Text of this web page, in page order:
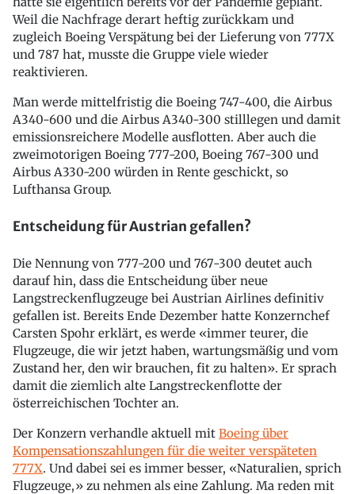
Weil die Nachfrage derart heftig zurückkam und
zugleich Boeing Verspätung bei der Lieferung von 777X
und 787 hat, musste die Gruppe viele wieder
reaktivieren.
Man werde mittelfristig die Boeing 747-400, die Airbus
A340-600 und die Airbus A340-300 stilllegen und damit
emissionsreichere Modelle ausflotten. Aber auch die
zweimotorigen Boeing 777-200, Boeing 767-300 und
Airbus A330-200 würden in Rente geschickt, so
Lufthansa Group.
Entscheidung für Austrian gefallen?
Die Nennung von 777-200 und 767-300 deutet auch
darauf hin, dass die Entscheidung über neue
Langstreckenflugzeuge bei Austrian Airlines definitiv
gefallen ist. Bereits Ende Dezember hatte Konzernchef
Carsten Spohr erklärt, es werde «immer teurer, die
Flugzeuge, die wir jetzt haben, wartungsmäßig und vom
Zustand her, den wir brauchen, fit zu halten». Er sprach
damit die ziemlich alte Langstreckenflotte der
österreichischen Tochter an.
Der Konzern verhandle aktuell mit Boeing über
Kompensationszahlungen für die weiter verspäteten
777X. Und dabei sei es immer besser, «Naturalien, sprich
Flugzeuge,» zu nehmen als eine Zahlung. Ma reden mit